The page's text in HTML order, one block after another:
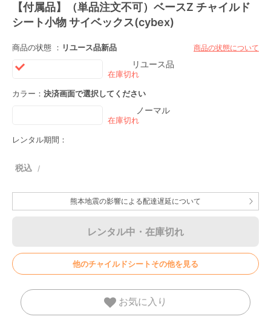
【付属品】（単品注文不可）ベースZ チャイルド
シート小物 サイベックス(cybex)
商品の状態 ： リユース品新品 商品の状態について
リユース品
カラー： 決済画面で選択してください
ノーマル
レンタル期間：
熊本地震の影響による配達遅延について
レンタル中・在庫切れ
他のチャイルドシートその他を見る
お気に入り